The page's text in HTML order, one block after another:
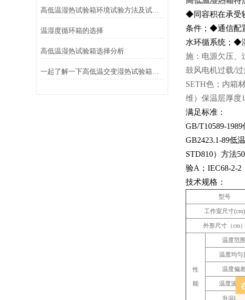
高低温湿热试验箱环境试验方法及试验箱的选用
温湿度循环箱的选择
高低温湿热试验箱选择分析
◆同容积在承受
条件； ◆通信配
水环循系统； ◆
施：电源欠压、
鼓风电机过载/
SETH色；内箱
维）保温层厚度
满足标准：
GB/T10589-
GB2423.1-89低
STD810）方法
验A；IEC68-2-2
技术规格：
型号
工作室尺寸(cm)
外形尺寸（cm）
性
能
温度范围
温度均匀
温度偏
温度波动
升温时间